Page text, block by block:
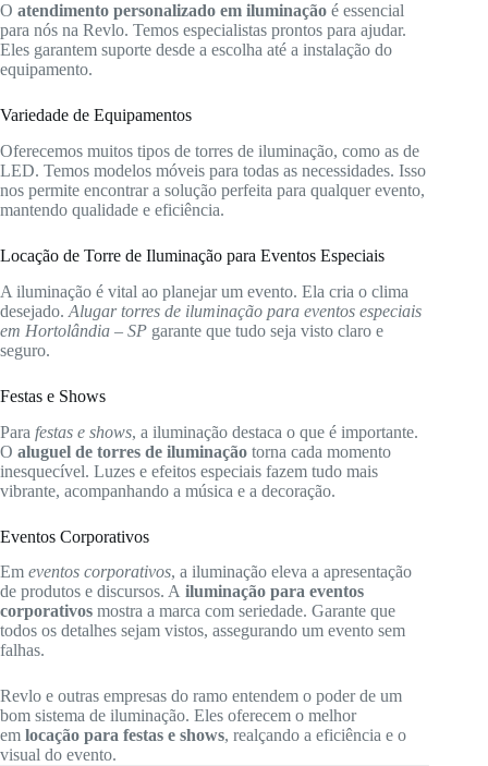
O atendimento personalizado em iluminação é essencial
para nós na Revlo. Temos especialistas prontos para ajudar.
Eles garantem suporte desde a escolha até a instalação do
equipamento.
Variedade de Equipamentos
Oferecemos muitos tipos de torres de iluminação, como as de
LED. Temos modelos móveis para todas as necessidades. Isso
nos permite encontrar a solução perfeita para qualquer evento,
mantendo qualidade e eficiência.
Locação de Torre de Iluminação para Eventos Especiais
A iluminação é vital ao planejar um evento. Ela cria o clima
desejado. Alugar torres de iluminação para eventos especiais
em Hortolândia – SP garante que tudo seja visto claro e
seguro.
Festas e Shows
Para festas e shows, a iluminação destaca o que é importante.
O aluguel de torres de iluminação torna cada momento
inesquecível. Luzes e efeitos especiais fazem tudo mais
vibrante, acompanhando a música e a decoração.
Eventos Corporativos
Em eventos corporativos, a iluminação eleva a apresentação
de produtos e discursos. A iluminação para eventos
corporativos mostra a marca com seriedade. Garante que
todos os detalhes sejam vistos, assegurando um evento sem
falhas.
Revlo e outras empresas do ramo entendem o poder de um
bom sistema de iluminação. Eles oferecem o melhor
em locação para festas e shows, realçando a eficiência e o
visual do evento.